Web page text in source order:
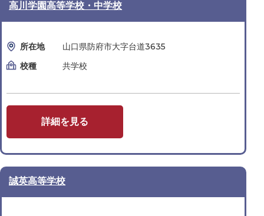
高川学園高等学校・中学校
所在地
山口県防府市大字台道3635
校種
共学校
詳細を見る
誠英高等学校